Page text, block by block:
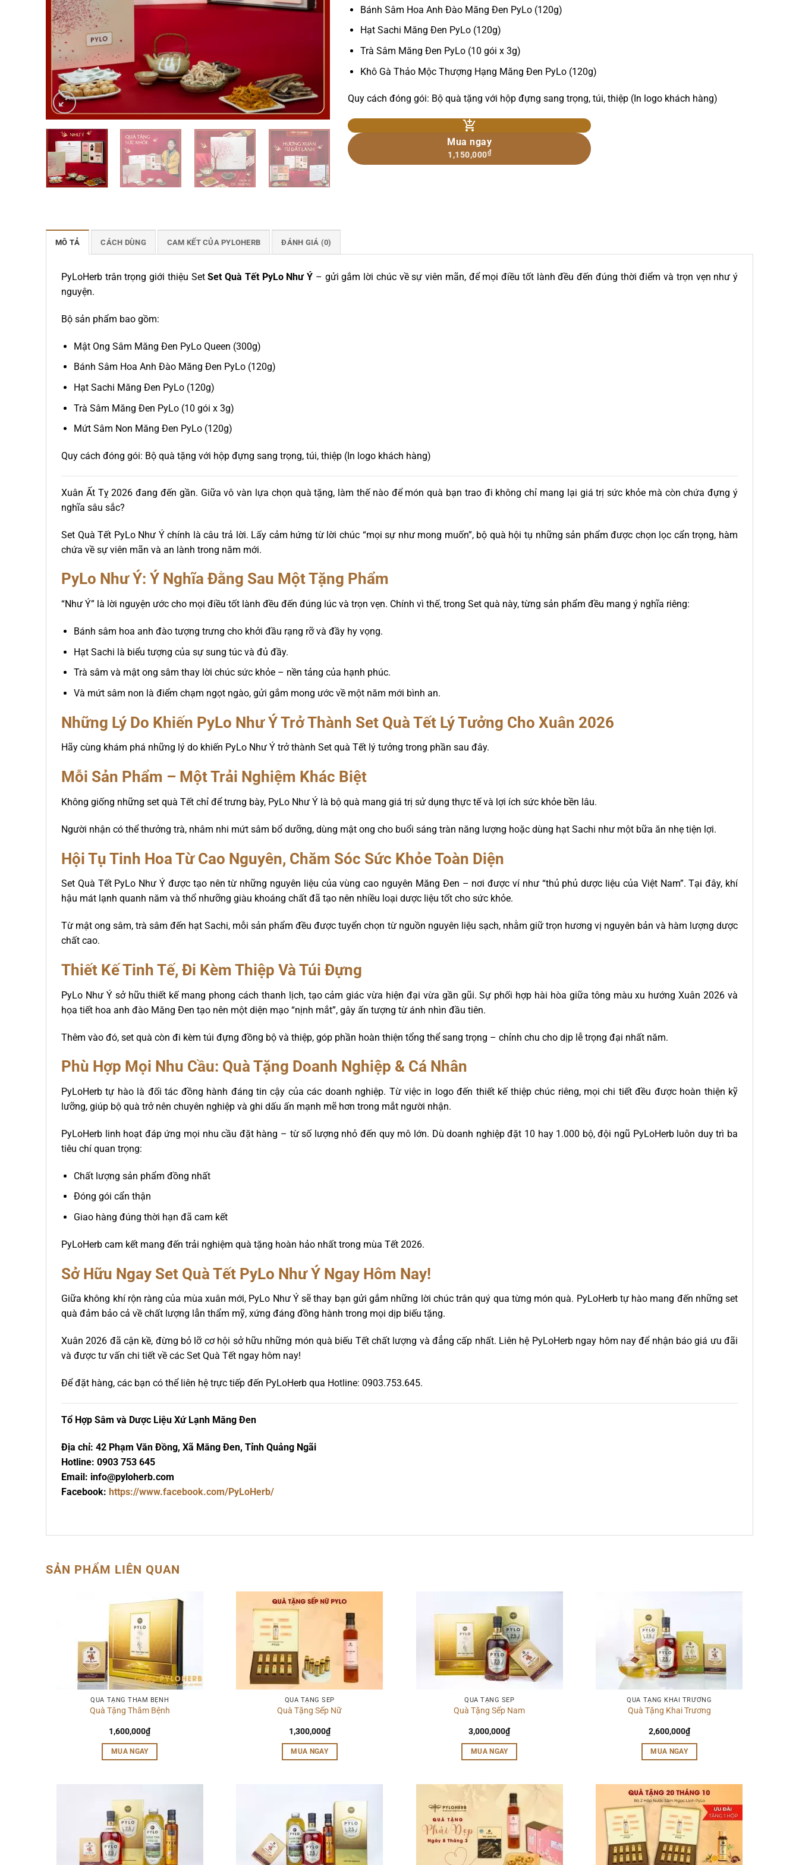
Bánh Sâm Hoa Anh Đào Măng Đen PyLo (120g)
Hạt Sachi Măng Đen PyLo (120g)
Trà Sâm Măng Đen PyLo (10 gói x 3g)
Khô Gà Thảo Mộc Thượng Hạng Măng Đen PyLo (120g)
Quy cách đóng gói: Bộ quà tặng với hộp đựng sang trọng, túi, thiệp (In logo khách hàng)
Mua ngay
1,150,000₫
MÔ TẢ CÁCH DÙNG CAM KẾT CỦA PYLOHERB ĐÁNH GIÁ (0)
PyLoHerb trân trọng giới thiệu SetSet Quà Tết PyLo Như Ý – gửi gắm lời chúc về sự viên mãn, để mọi điều tốt lành đều đến đúng thời điểm và trọn vẹn như ý
nguyện.
Bộ sản phẩm bao gồm:
Mật Ong Sâm Măng Đen PyLo Queen (300g)
Bánh Sâm Hoa Anh Đào Măng Đen PyLo (120g)
Hạt Sachi Măng Đen PyLo (120g)
Trà Sâm Măng Đen PyLo (10 gói x 3g)
Mứt Sâm Non Măng Đen PyLo (120g)
Quy cách đóng gói: Bộ quà tặng với hộp đựng sang trọng, túi, thiệp (In logo khách hàng)
Xuân Ất Tỵ 2026 đang đến gần. Giữa vô vàn lựa chọn quà tặng, làm thế nào để món quà bạn trao đi không chỉ mang lại giá trị sức khỏe mà còn chứa đựng ý
nghĩa sâu sắc?
Set Quà Tết PyLo Như Ý chính là câu trả lời. Lấy cảm hứng từ lời chúc “mọi sự như mong muốn”, bộ quà hội tụ những sản phẩm được chọn lọc cẩn trọng, hàm
chứa về sự viên mãn và an lành trong năm mới.
PyLo Như Ý: Ý Nghĩa Đằng Sau Một Tặng Phẩm
“Như Ý” là lời nguyện ước cho mọi điều tốt lành đều đến đúng lúc và trọn vẹn. Chính vì thế, trong Set quà này, từng sản phẩm đều mang ý nghĩa riêng:
Bánh sâm hoa anh đào tượng trưng cho khởi đầu rạng rỡ và đầy hy vọng.
Hạt Sachi là biểu tượng của sự sung túc và đủ đầy.
Trà sâm và mật ong sâm thay lời chúc sức khỏe – nền tảng của hạnh phúc.
Và mứt sâm non là điểm chạm ngọt ngào, gửi gắm mong ước về một năm mới bình an.
Những Lý Do Khiến PyLo Như Ý Trở Thành Set Quà Tết Lý Tưởng Cho Xuân 2026
Hãy cùng khám phá những lý do khiến PyLo Như Ý trở thành Set quà Tết lý tưởng trong phần sau đây.
Mỗi Sản Phẩm – Một Trải Nghiệm Khác Biệt
Không giống những set quà Tết chỉ để trưng bày, PyLo Như Ý là bộ quà mang giá trị sử dụng thực tế và lợi ích sức khỏe bền lâu.
Người nhận có thể thưởng trà, nhâm nhi mứt sâm bổ dưỡng, dùng mật ong cho buổi sáng tràn năng lượng hoặc dùng hạt Sachi như một bữa ăn nhẹ tiện lợi.
Hội Tụ Tinh Hoa Từ Cao Nguyên, Chăm Sóc Sức Khỏe Toàn Diện
Set Quà Tết PyLo Như Ý được tạo nên từ những nguyên liệu của vùng cao nguyên Măng Đen – nơi được ví như “thủ phủ dược liệu của Việt Nam”. Tại đây, khí
hậu mát lạnh quanh năm và thổ nhưỡng giàu khoáng chất đã tạo nên nhiều loại dược liệu tốt cho sức khỏe.
Từ mật ong sâm, trà sâm đến hạt Sachi, mỗi sản phẩm đều được tuyển chọn từ nguồn nguyên liệu sạch, nhằm giữ trọn hương vị nguyên bản và hàm lượng dược
chất cao.
Thiết Kế Tinh Tế, Đi Kèm Thiệp Và Túi Đựng
PyLo Như Ý sở hữu thiết kế mang phong cách thanh lịch, tạo cảm giác vừa hiện đại vừa gần gũi. Sự phối hợp hài hòa giữa tông màu xu hướng Xuân 2026 và
họa tiết hoa anh đào Măng Đen tạo nên một diện mạo “nịnh mắt”, gây ấn tượng từ ánh nhìn đầu tiên.
Thêm vào đó, set quà còn đi kèm túi đựng đồng bộ và thiệp, góp phần hoàn thiện tổng thể sang trọng – chỉnh chu cho dịp lễ trọng đại nhất năm.
Phù Hợp Mọi Nhu Cầu: Quà Tặng Doanh Nghiệp & Cá Nhân
PyLoHerb tự hào là đối tác đồng hành đáng tin cậy của các doanh nghiệp. Từ việc in logo đến thiết kế thiệp chúc riêng, mọi chi tiết đều được hoàn thiện kỹ
lưỡng, giúp bộ quà trở nên chuyên nghiệp và ghi dấu ấn mạnh mẽ hơn trong mắt người nhận.
PyLoHerb linh hoạt đáp ứng mọi nhu cầu đặt hàng – từ số lượng nhỏ đến quy mô lớn. Dù doanh nghiệp đặt 10 hay 1.000 bộ, đội ngũ PyLoHerb luôn duy trì ba
tiêu chí quan trọng:
Chất lượng sản phẩm đồng nhất
Đóng gói cẩn thận
Giao hàng đúng thời hạn đã cam kết
PyLoHerb cam kết mang đến trải nghiệm quà tặng hoàn hảo nhất trong mùa Tết 2026.
Sở Hữu Ngay Set Quà Tết PyLo Như Ý Ngay Hôm Nay!
Giữa không khí rộn ràng của mùa xuân mới, PyLo Như Ý sẽ thay bạn gửi gắm những lời chúc trân quý qua từng món quà. PyLoHerb tự hào mang đến những set
quà đảm bảo cả về chất lượng lẫn thẩm mỹ, xứng đáng đồng hành trong mọi dịp biếu tặng.
Xuân 2026 đã cận kề, đừng bỏ lỡ cơ hội sở hữu những món quà biếu Tết chất lượng và đẳng cấp nhất. Liên hệ PyLoHerb ngay hôm nay để nhận báo giá ưu đãi
và được tư vấn chi tiết về các Set Quà Tết ngay hôm nay!
Để đặt hàng, các bạn có thể liên hệ trực tiếp đến PyLoHerb qua Hotline: 0903.753.645.
Tổ Hợp Sâm và Dược Liệu Xứ Lạnh Măng Đen
Địa chỉ: 42 Phạm Văn Đồng, Xã Măng Đen, Tỉnh Quảng Ngãi
Hotline: 0903 753 645
Email: info@pyloherb.com
Facebook: https://www.facebook.com/PyLoHerb/
SẢN PHẨM LIÊN QUAN
QUÀ TẶNG THĂM BỆNH
Quà Tặng Thăm Bệnh
1,600,000₫
MUA NGAY
QUÀ TẶNG SẾP
Quà Tặng Sếp Nữ
1,300,000₫
MUA NGAY
QUÀ TẶNG SẾP
Quà Tặng Sếp Nam
3,000,000₫
MUA NGAY
QUÀ TẶNG KHAI TRƯƠNG
Quà Tặng Khai Trương
2,600,000₫
MUA NGAY